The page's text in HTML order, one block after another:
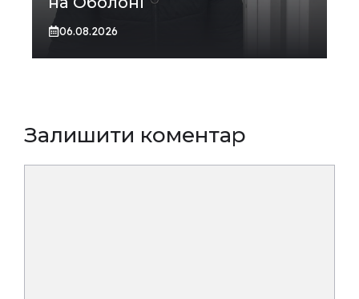
06.08.2026
Залишити коментар